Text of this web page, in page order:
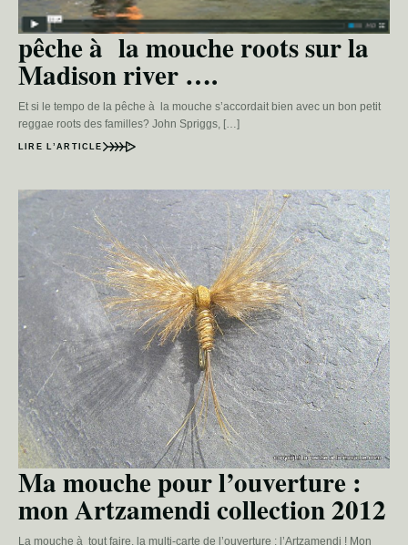
pêche à la mouche roots sur la
Madison river ….
Et si le tempo de la pêche à la mouche s’accordait bien avec un bon petit
reggae roots des familles? John Spriggs, […]
LIRE L’ARTICLE
Ma mouche pour l’ouverture :
mon Artzamendi collection 2012
La mouche à tout faire, la multi-carte de l’ouverture : l’Artzamendi ! Mon